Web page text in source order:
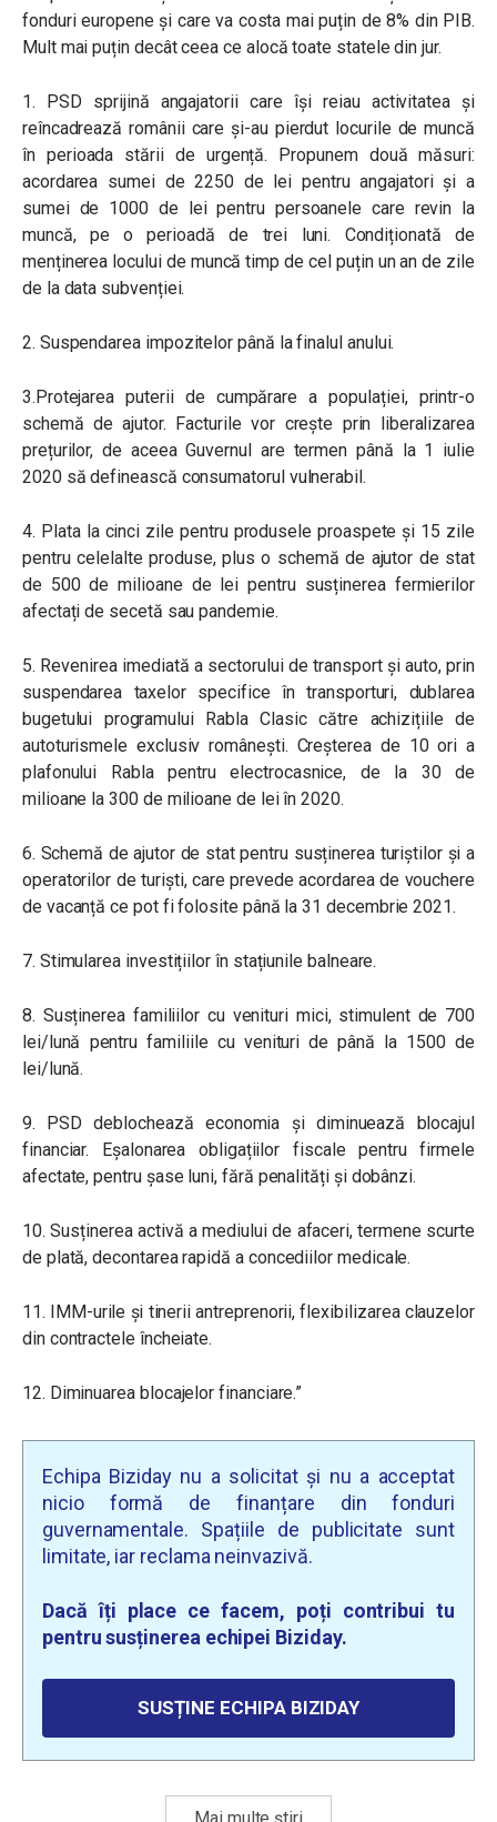
fonduri europene și care va costa mai puțin de 8% din PIB.
Mult mai puțin decât ceea ce alocă toate statele din jur.
1. PSD sprijină angajatorii care își reiau activitatea și
reîncadrează românii care și-au pierdut locurile de muncă
în perioada stării de urgență. Propunem două măsuri:
acordarea sumei de 2250 de lei pentru angajatori și a
sumei de 1000 de lei pentru persoanele care revin la
muncă, pe o perioadă de trei luni. Condiționată de
menținerea locului de muncă timp de cel puțin un an de zile
de la data subvenției.
2. Suspendarea impozitelor până la finalul anului.
3.Protejarea puterii de cumpărare a populației, printr-o
schemă de ajutor. Facturile vor crește prin liberalizarea
prețurilor, de aceea Guvernul are termen până la 1 iulie
2020 să definească consumatorul vulnerabil.
4. Plata la cinci zile pentru produsele proaspete și 15 zile
pentru celelalte produse, plus o schemă de ajutor de stat
de 500 de milioane de lei pentru susținerea fermierilor
afectați de secetă sau pandemie.
5. Revenirea imediată a sectorului de transport și auto, prin
suspendarea taxelor specifice în transporturi, dublarea
bugetului programului Rabla Clasic către achizițiile de
autoturismele exclusiv românești. Creșterea de 10 ori a
plafonului Rabla pentru electrocasnice, de la 30 de
milioane la 300 de milioane de lei în 2020.
6. Schemă de ajutor de stat pentru susținerea turiștilor și a
operatorilor de turiști, care prevede acordarea de vouchere
de vacanță ce pot fi folosite până la 31 decembrie 2021.
7. Stimularea investițiilor în stațiunile balneare.
8. Susținerea familiilor cu venituri mici, stimulent de 700
lei/lună pentru familiile cu venituri de până la 1500 de
lei/lună.
9. PSD deblochează economia și diminuează blocajul
financiar. Eșalonarea obligațiilor fiscale pentru firmele
afectate, pentru șase luni, fără penalități și dobânzi.
10. Susținerea activă a mediului de afaceri, termene scurte
de plată, decontarea rapidă a concediilor medicale.
11. IMM-urile și tinerii antreprenorii, flexibilizarea clauzelor
din contractele încheiate.
12. Diminuarea blocajelor financiare.”
Echipa Biziday nu a solicitat și nu a acceptat
nicio formă de finanțare din fonduri
guvernamentale. Spațiile de publicitate sunt
limitate, iar reclama neinvazivă.
Dacă îți place ce facem, poți contribui tu
pentru susținerea echipei Biziday.
SUSȚINE ECHIPA BIZIDAY